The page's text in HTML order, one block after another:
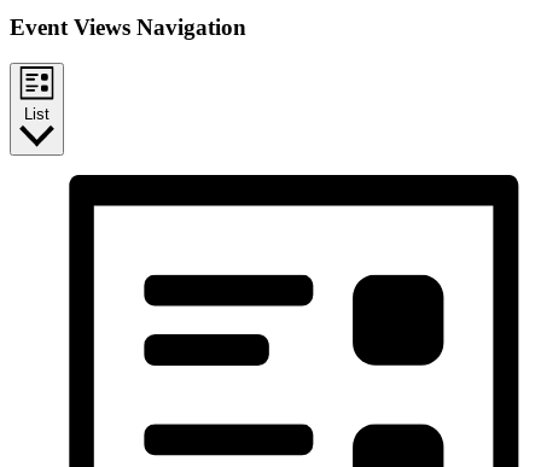
Event Views Navigation
List